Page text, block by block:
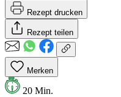
Rezept drucken
Rezept teilen
Merken
20 Min.